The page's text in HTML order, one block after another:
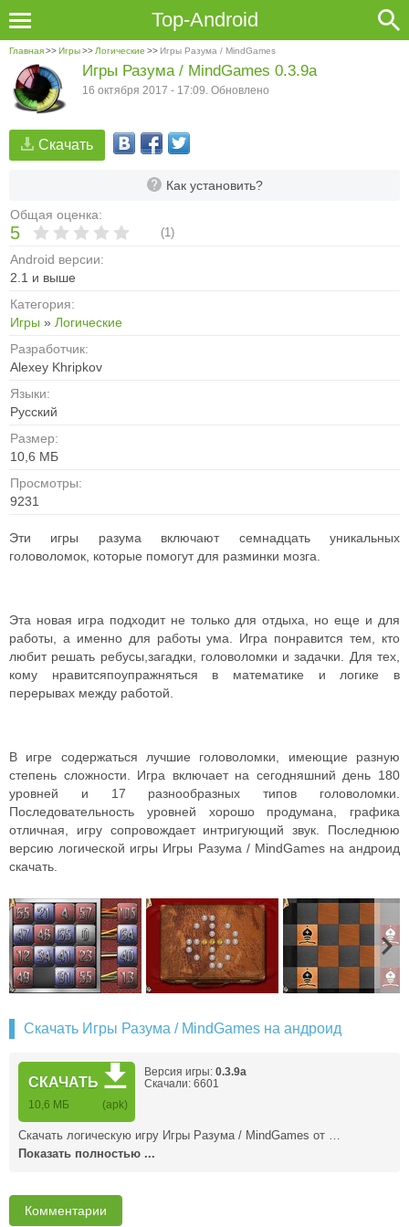
Top-Android
Главная>>Игры>> Логические >> Игры Разума / MindGames
Скачать
Как установить?
Общая оценка:
5 (1)
Android версии:
2.1 и выше
Категория:
Игры » Логические
Разработчик:
Alexey Khripkov
Языки:
Русский
Размер:
10,6 MБ
Просмотры:
9231
Игры Разума / MindGames 0.3.9a
16 октября 2017 - 17:09. Обновлено
Эти игры разума включают семнадцать уникальных
головоломок, которые помогут для разминки мозга.
Эта новая игра подходит не только для отдыха, но еще и для
работы, а именно для работы ума. Игра понравится тем, кто
любит решать ребусы,загадки, головоломки и задачки. Для тех,
кому нравитсяпоупражняться в математике и логике в
перерывах между работой.
В игре содержаться лучшие головоломки, имеющие разную
степень сложности. Игра включает на сегодняшний день 180
уровней и 17 разнообразных типов головоломки.
Последовательность уровней хорошо продумана, графика
отличная, игру сопровождает интригующий звук. Последнюю
версию логической игры Игры Разума / MindGames на андроид
скачать.
Скачать Игры Разума / MindGames на андроид
СКАЧАТЬ
10,6 MБ (apk)
Версия игры: 0.3.9a
Скачали: 6601
Скачать логическую игру Игры Разума / MindGames от …
Показать полностью ...
Комментарии